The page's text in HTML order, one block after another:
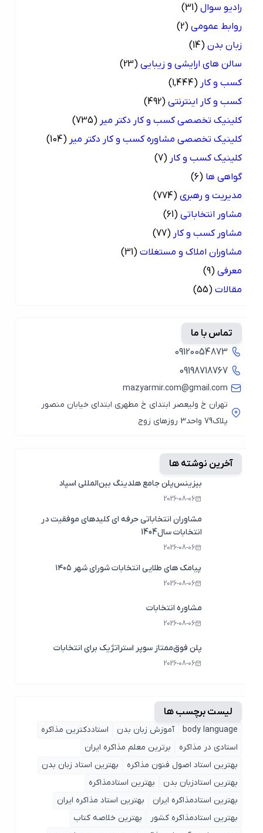
رادیو سوال (31)
روابط عمومی (2)
زبان بدن (14)
سالن های ارایشی و زیبایی (23)
کسب و کار (1,444)
کسب و کار اینترنتی (492)
کلینیک تخصصی کسب و کار دکتر میر (735)
کلینیک تخصصی مشاوره کسب و کار دکتر میر (104)
کلینیک کسب و کار (7)
گواهی ها (6)
مدیریت و رهبری (774)
مشاور انتخاباتی (61)
مشاور کسب و کار (77)
مشاوران املاک و مستغلات (31)
معرفی (9)
مقالات (55)
تماس با ما
09120054873
09198718767
mazyarmir.com@gmail.com
تهران خ ولیعصر ابتدای خ مطهری ابتدای خیابان منصور
آخرین نوشته ها
بیزینس‌پلن جامع هلدینگ بین‌المللی اسپاد
2026-08-06
مشاوران انتخاباتی حرفه ای کلیدهای موفقیت در
انتخابات سال1404
2026-08-06
پیامک های طلایی انتخابات شورای شهر ۱۴۰۵
2026-08-06
مشاوره انتخابات
2026-08-06
پلن فوق‌ممتاز سوپر استراتژیک برای انتخابات
2026-08-06
لیست برچسب ها
body language آموزش زبان بدن
استاددکترین مذاکره
استادی در مذاکره
برترین معلم مذاکره ایران
بهترین استاد اصول ‌فنون مذاکره
بهترین استاد زبان بدن
بهترین استادزبان بدن
بهترین استادمذاکره
بهترین استادمذاکره ایران
بهترین استاد مذاکره ایران
بهترین استادمذاکره کشور
بهترین خلاصه کتاب